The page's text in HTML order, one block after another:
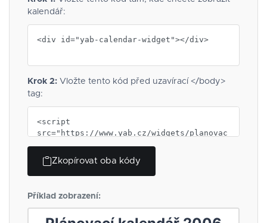
kalendář:
Krok 2: Vložte tento kód před uzavírací </body>
tag:
Zkopírovat oba kódy
Příklad zobrazení: